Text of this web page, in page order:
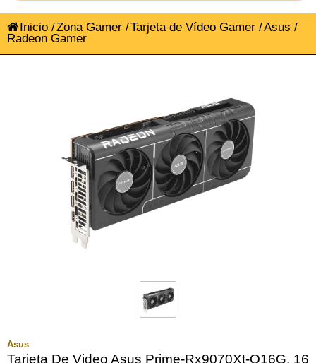
Inicio /Zona Gamer /Tarjeta de Vídeo Gamer /Asus /
Radeon Gamer
Asus
Tarjeta De Video Asus Prime-Rx9070Xt-O16G, 16